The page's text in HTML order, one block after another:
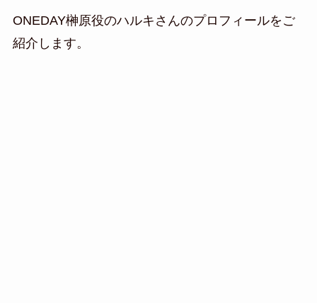
ONEDAY榊原役のハルキさんのプロフィールをご
紹介します。